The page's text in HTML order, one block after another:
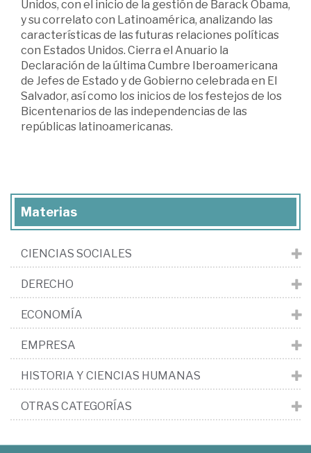
Unidos, con el inicio de la gestión de Barack Obama,
y su correlato con Latinoamérica, analizando las
características de las futuras relaciones políticas
con Estados Unidos. Cierra el Anuario la
Declaración de la última Cumbre Iberoamericana
de Jefes de Estado y de Gobierno celebrada en El
Salvador, así como los inicios de los festejos de los
Bicentenarios de las independencias de las
repúblicas latinoamericanas.
Materias
CIENCIAS SOCIALES
DERECHO
ECONOMÍA
EMPRESA
HISTORIA Y CIENCIAS HUMANAS
OTRAS CATEGORÍAS